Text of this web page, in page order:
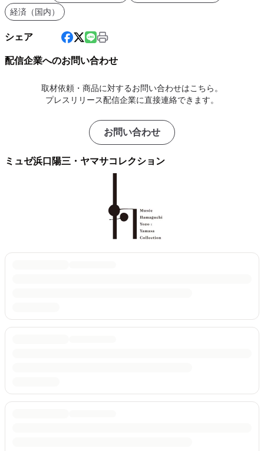
経済（国内）
シェア
配信企業へのお問い合わせ
取材依頼・商品に対するお問い合わせはこちら。
プレスリリース配信企業に直接連絡できます。
お問い合わせ
ミュゼ浜口陽三・ヤマサコレクション